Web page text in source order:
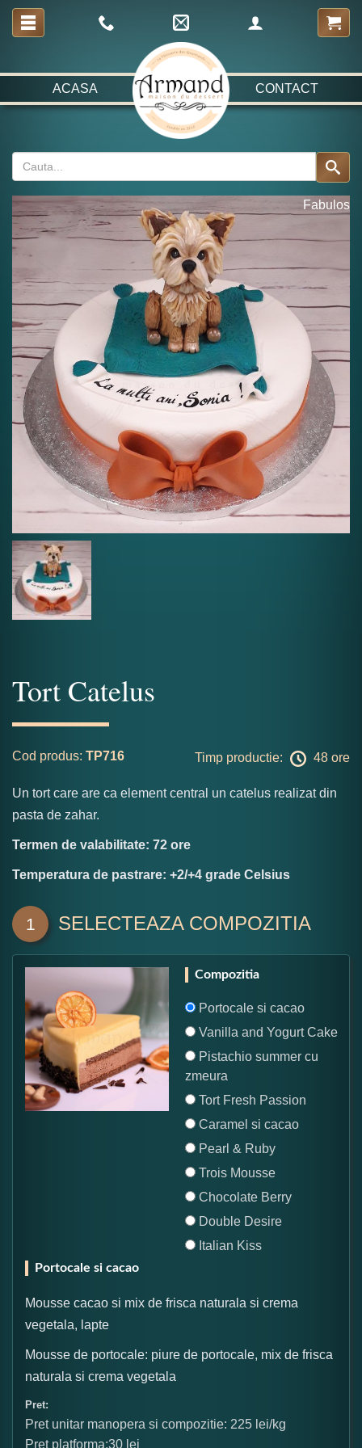
ACASA CONTACT
Fabulos
Tort Catelus
Cod produs: TP716 Timp productie: 48 ore
Un tort care are ca element central un catelus realizat din
pasta de zahar.
Termen de valabilitate: 72 ore
Temperatura de pastrare: +2/+4 grade Celsius
1 SELECTEAZA COMPOZITIA
Compozitia
Portocale si cacao
Vanilla and Yogurt Cake
Pistachio summer cu
zmeura
Tort Fresh Passion
Caramel si cacao
Pearl & Ruby
Trois Mousse
Chocolate Berry
Double Desire
Italian Kiss
Portocale si cacao
Mousse cacao si mix de frisca naturala si crema
vegetala, lapte
Mousse de portocale: piure de portocale, mix de frisca
naturala si crema vegetala
Pret:
Pret unitar manopera si compozitie: 225 lei/kg
Pret platforma:30 lei